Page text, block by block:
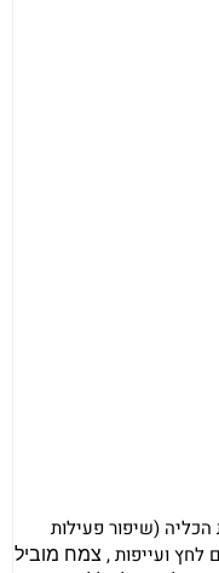
(שיפור פעילות
לחץ ועייפות , צמח מוביל